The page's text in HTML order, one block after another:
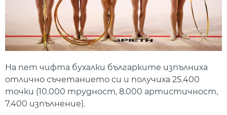
На пет чифта бухалки българките изпълниха
отлично съчетанието си и получиха 25.400
точки (10.000 трудност, 8.000 артистичност,
7.400 изпълнение).